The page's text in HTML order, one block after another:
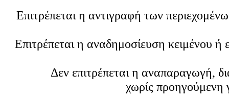
Επιτρέπεται η αντιγραφή των
Επιτρέπεται η αναδημοσίευση κειμένου
Δεν επιτρέπεται η αναπαραγωγή,
χωρίς προηγούμενη